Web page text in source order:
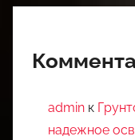
admin к
надежное